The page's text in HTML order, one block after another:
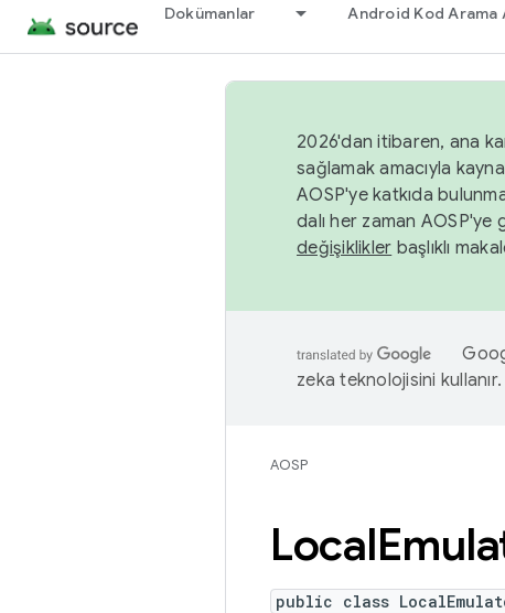
Dokümanlar Android Kod Arama
2026'dan itibaren, ana
sağlamak amacıyla
AOSP'ye katkıda
dalı her zaman
değişiklikler başlıklı
zeka teknolojisini
AOSP
Local
public class